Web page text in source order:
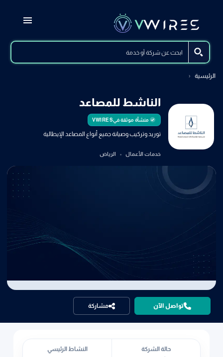
الرئيسية
الناشط للمصاعد
منشأة موثقة فيVWIRES
توريد وتركيب وصيانة جميع أنواع المصاعد الإيطالية
خدمات الأعمال الرياض
تواصل الآن مشاركة
حالة الشركة النشاط الرئيسي